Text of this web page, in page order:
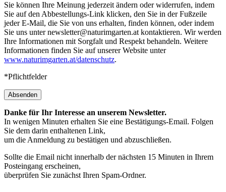
Sie können Ihre Meinung jederzeit ändern oder widerrufen, indem
Sie auf den Abbestellungs-Link klicken, den Sie in der Fußzeile
jeder E-Mail, die Sie von uns erhalten, finden können, oder indem
Sie uns unter newsletter@naturimgarten.at kontaktieren. Wir werden
Ihre Informationen mit Sorgfalt und Respekt behandeln. Weitere
Informationen finden Sie auf unserer Website unter
www.naturimgarten.at/datenschutz.
*Pflichtfelder
Absenden
Danke für Ihr Interesse an unserem Newsletter.
In wenigen Minuten erhalten Sie eine Bestätigungs-Email. Folgen
Sie dem darin enthaltenen Link,
um die Anmeldung zu bestätigen und abzuschließen.
Sollte die Email nicht innerhalb der nächsten 15 Minuten in Ihrem
Posteingang erscheinen,
überprüfen Sie zunächst Ihren Spam-Ordner.